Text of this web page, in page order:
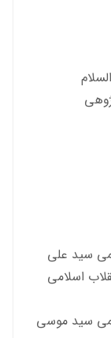
سید علی
اسلامی
سید موسی